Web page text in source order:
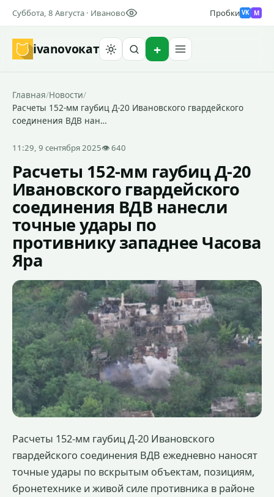
Суббота, 8 Августа · Иваново Пробки VK M
ivanovoкат
Главная/Новости/
Расчеты 152-мм гаубиц Д-20 Ивановского гвардейского
соединения ВДВ нан…
11:29, 9 сентября 2025👁 640
Расчеты 152-мм гаубиц Д-20
Ивановского гвардейского
соединения ВДВ нанесли
точные удары по
противнику западнее Часова
Яра
Расчеты 152-мм гаубиц Д-20 Ивановского
гвардейского соединения ВДВ ежедневно наносят
точные удары по вскрытым объектам, позициям,
бронетехнике и живой силе противника в районе